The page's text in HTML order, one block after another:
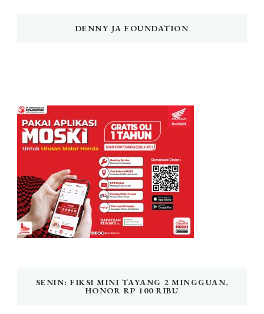
DENNY JA FOUNDATION
SENIN: FIKSI MINI TAYANG 2 MINGGUAN,
HONOR RP 100 RIBU